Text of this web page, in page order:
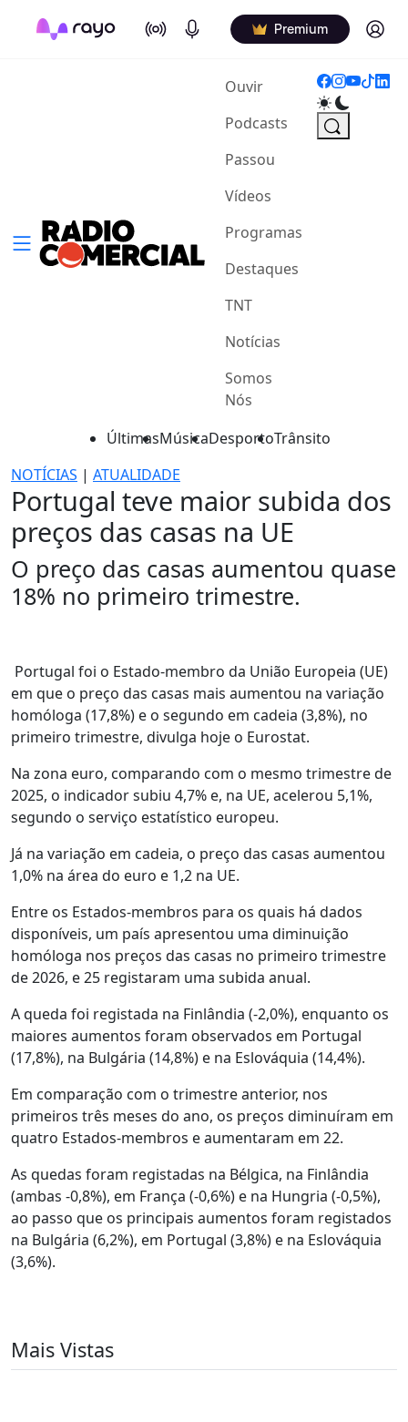
On Air Podcasts Premium Log in
Ouvir(current)
Podcasts
Passou
Vídeos
Programas
Destaques
TNT
Notícias
Somos
Nós
ÚltimasMúsicaDesportoTrânsito
NOTÍCIAS | ATUALIDADE
Portugal teve maior subida dos
preços das casas na UE
O preço das casas aumentou quase
18% no primeiro trimestre.
Portugal foi o Estado-membro da União Europeia (UE)
em que o preço das casas mais aumentou na variação
homóloga (17,8%) e o segundo em cadeia (3,8%), no
primeiro trimestre, divulga hoje o Eurostat.
Na zona euro, comparando com o mesmo trimestre de
2025, o indicador subiu 4,7% e, na UE, acelerou 5,1%,
segundo o serviço estatístico europeu.
Já na variação em cadeia, o preço das casas aumentou
1,0% na área do euro e 1,2 na UE.
Entre os Estados-membros para os quais há dados
disponíveis, um país apresentou uma diminuição
homóloga nos preços das casas no primeiro trimestre
de 2026, e 25 registaram uma subida anual.
A queda foi registada na Finlândia (-2,0%), enquanto os
maiores aumentos foram observados em Portugal
(17,8%), na Bulgária (14,8%) e na Eslováquia (14,4%).
Em comparação com o trimestre anterior, nos
primeiros três meses do ano, os preços diminuíram em
quatro Estados-membros e aumentaram em 22.
As quedas foram registadas na Bélgica, na Finlândia
(ambas -0,8%), em França (-0,6%) e na Hungria (-0,5%),
ao passo que os principais aumentos foram registados
na Bulgária (6,2%), em Portugal (3,8%) e na Eslováquia
(3,6%).
Mais Vistas